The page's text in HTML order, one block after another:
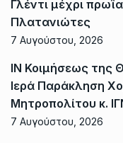
Γλέντι μέχρι
Πλατανιώτες
7 Αυγούστου, 2026
ΙΝ Κοιμήσεως της
Ιερά Παράκληση
Μητροπολίτου κ.
7 Αυγούστου, 2026